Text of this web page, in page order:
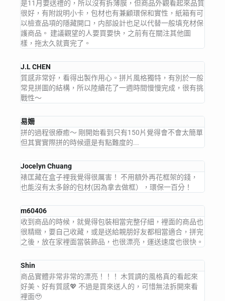
是11月要送禮的，所以沒有拆薄膜，但商品外觀看起來品質
很好，有附說明小卡，包材也有兼顧環保和實性，紙箱有可
以檢查品項的隱藏開口，内部設計也足以代替一般填充材保
護商品。 建議觀望的人要買要快，之前有在關注其他圖
樣，拖太久就賣完了。
J.L CHEN
質感非常好，看得出製作用心。拼片風格獨特，有別於一般
常見拼圖的結構，所以陸續花了一週時間慢慢完成，很有挑
戰性～
易姍
拼的過程很療癒～ 剛開始看到只有150片覺得會不會太簡單
但其實實際拼的時候還是有點難度的...
Jocelyn Chuang
裱匡藏在盒子裡我覺得很厲害！ 不用額外再花框架的錢，
也能沒有太多餘的包材(因為拿去做框），環保一百分！
m60406
收到商品的時候，就覺得包裝相當完整仔細，裡面的商品也
很精緻，要自己收藏，或是送給親朋好友都相當適合，拼完
之後，放在家裡面當裝飾品，也很漂亮，運送速度也很快。
Shin
商品實體非常非常的漂亮！！！ 木質調的風格真的看起來
好美、好有質感💖 不過是買來送人的，可惜無法拆開來看
裡面🥹